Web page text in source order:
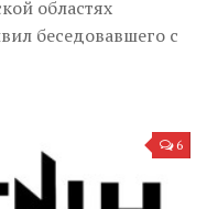
областях
беседовавшего с
6